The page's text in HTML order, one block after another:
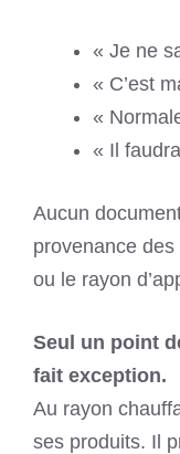
« Je ne
« C’est
«
« Il
Aucun
provenance
ou le rayon
Seul un point
fait exception.
Au rayon
ses produits. Il